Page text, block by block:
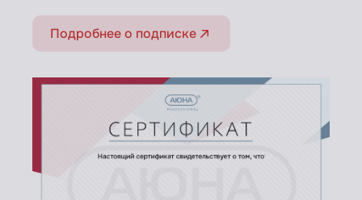
Подробнее о подписке